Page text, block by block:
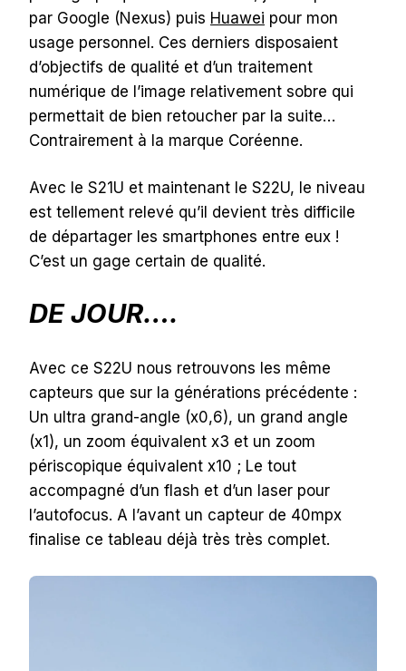
par Google (Nexus) puis Huawei pour mon
usage personnel. Ces derniers disposaient
d’objectifs de qualité et d’un traitement
numérique de l’image relativement sobre qui
permettait de bien retoucher par la suite…
Contrairement à la marque Coréenne.
Avec le S21U et maintenant le S22U, le niveau
est tellement relevé qu’il devient très difficile
de départager les smartphones entre eux !
C’est un gage certain de qualité.
DE JOUR….
Avec ce S22U nous retrouvons les même
capteurs que sur la générations précédente :
Un ultra grand-angle (x0,6), un grand angle
(x1), un zoom équivalent x3 et un zoom
périscopique équivalent x10 ; Le tout
accompagné d’un flash et d’un laser pour
l’autofocus. A l’avant un capteur de 40mpx
finalise ce tableau déjà très très complet.